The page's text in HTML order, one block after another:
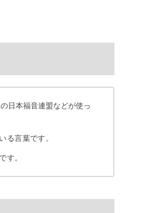
日本福音連盟などが使っ
る言葉です。
す。